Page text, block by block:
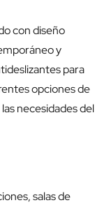
con diseño
y
para
opciones de
necesidades del
salas de